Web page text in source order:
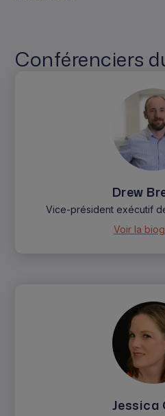
Conférenciers
Drew
Vice-président exécutif
Voir la
Jessica